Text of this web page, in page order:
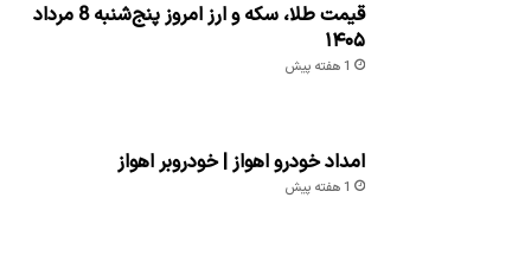
قیمت طلا، سکه و ارز امروز پنج‌شنبه 8 مرداد
۱۴۰۵
1 هفته پیش
امداد خودرو اهواز | خودروبر اهواز
1 هفته پیش